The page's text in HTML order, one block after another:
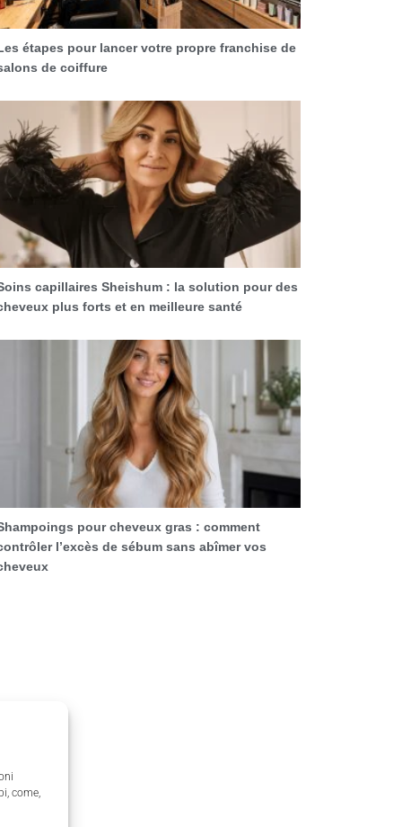
come,
étapes pour lancer votre propre franchise de
de coiffure
capillaires Sheishum : la solution pour des
plus forts et en meilleure santé
pour cheveux gras : comment
l’excès de sébum sans abîmer vos